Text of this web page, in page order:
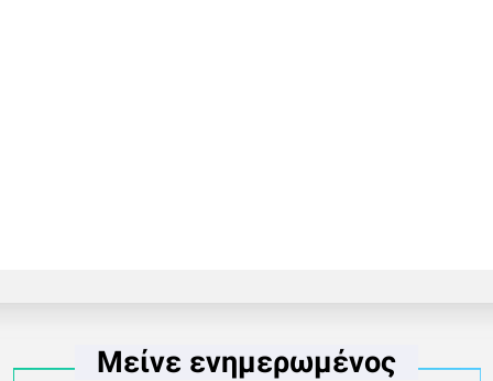
Μείνε ενημερωμένος